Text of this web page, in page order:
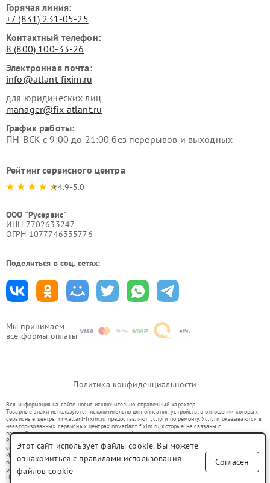
Мы принимаем
все формы оплаты
Горячая линия:
+7 (831) 231-05-25
Контактный телефон:
8 (800) 100-33-26
Электронная почта:
info@atlant-fixim.ru
для юридических лиц
manager@fix-atlant.ru
График работы:
ПН-ВСК с 9:00 до 21:00 без перерывов и выходных
Рейтинг сервисного центра
4.9-5.0
ООО "Русервис"
ИНН 7702633247
ОГРН 1077746335776
Поделиться в соц. сетях:
Политика конфиденциальности
Вся информация на сайте носит исключительно справочный характер.
Товарные знаки используются исключительно для описания устройств, в отношении которых
сервисные центры nnv.atlant-fixim.ru предоставляют услуги по ремонту. Услуги оказываются в
неавторизованных сервисных центрах nnv.atlant-fixim.ru, которые не связаны с
правообладателями товарных знаков или их официальными представителями.
Ремонт осуществляется для устройств, уже введенных в гражданский оборот в соответствии
со статьей 1487 ГК РФ.
Использование товарных знаков не преследует цели индивидуализации услуг или введения
потребителей в заблуждение, а служит для информирования о предоставляемых услугах по
ремонту техники указанных брендов.
Представленная на сайте информация не является публичной офертой, определяемой
Этот сайт использует файлы cookie. Вы можете
ознакомиться с правилами использования
файлов cookie
Согласен